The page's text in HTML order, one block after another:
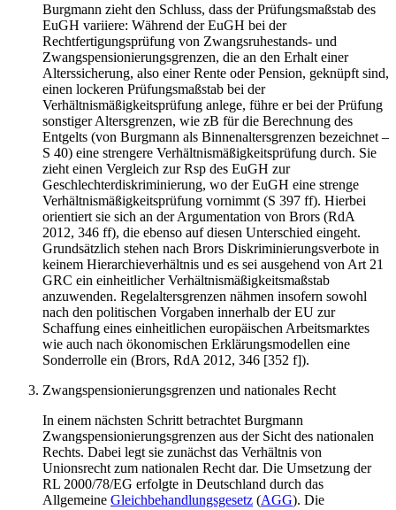
Burgmann zieht den Schluss, dass der Prüfungsmaßstab des
EuGH variiere: Während der EuGH bei der
Rechtfertigungsprüfung von Zwangsruhestands- und
Zwangspensionierungsgrenzen, die an den Erhalt einer
Alterssicherung, also einer Rente oder Pension, geknüpft sind,
einen lockeren Prüfungsmaßstab bei der
Verhältnismäßigkeitsprüfung anlege, führe er bei der Prüfung
sonstiger Altersgrenzen, wie zB für die Berechnung des
Entgelts (von Burgmann als Binnenaltersgrenzen bezeichnet –
S 40) eine strengere Verhältnismäßigkeitsprüfung durch. Sie
zieht einen Vergleich zur Rsp des EuGH zur
Geschlechterdiskriminierung, wo der EuGH eine strenge
Verhältnismäßigkeitsprüfung vornimmt (S 397 ff). Hierbei
orientiert sie sich an der Argumentation von Brors (RdA
2012, 346 ff), die ebenso auf diesen Unterschied eingeht.
Grundsätzlich stehen nach Brors Diskriminierungsverbote in
keinem Hierarchieverhältnis und es sei ausgehend von Art 21
GRC ein einheitlicher Verhältnismäßigkeitsmaßstab
anzuwenden. Regelaltersgrenzen nähmen insofern sowohl
nach den politischen Vorgaben innerhalb der EU zur
Schaffung eines einheitlichen europäischen Arbeitsmarktes
wie auch nach ökonomischen Erklärungsmodellen eine
Sonderrolle ein (Brors, RdA 2012, 346 [352 f]).
Zwangspensionierungsgrenzen und nationales Recht
In einem nächsten Schritt betrachtet Burgmann
Zwangspensionierungsgrenzen aus der Sicht des nationalen
Rechts. Dabei legt sie zunächst das Verhältnis von
Unionsrecht zum nationalen Recht dar. Die Umsetzung der
RL 2000/78/EG erfolgte in Deutschland durch das
Allgemeine Gleichbehandlungsgesetz (AGG). Die